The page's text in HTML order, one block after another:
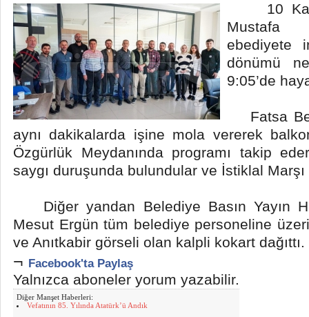
10
Mustafa
ebediyete
dönümü
9:05’de
Fatsa
aynı dakikalarda işine mola vererek
Özgürlük Meydanında programı takip
saygı duruşunda bulundular ve İstiklal
Diğer yandan Belediye Basın Yayın
Mesut Ergün tüm belediye personeline
ve Anıtkabir görseli olan kalpli kokart dağıttı.
¬ Facebook'ta Paylaş
Yalnızca aboneler yorum yazabilir.
Diğer Manşet Haberleri:
Vefatının 85. Yılında Atatürk’ü Andık